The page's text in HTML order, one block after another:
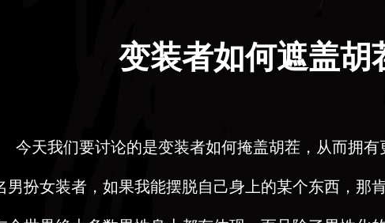
变装者如何遮盖胡
今天我们要讨论的是变装者如何掩盖胡茬，从而拥有
男扮女装者，如果我能摆脱自己身上的某个东西，那